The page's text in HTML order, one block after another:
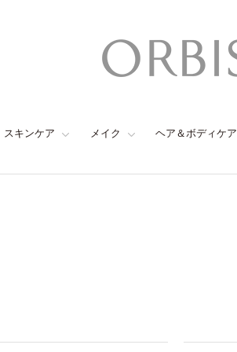
スキンケア メイク ヘア＆ボディケア